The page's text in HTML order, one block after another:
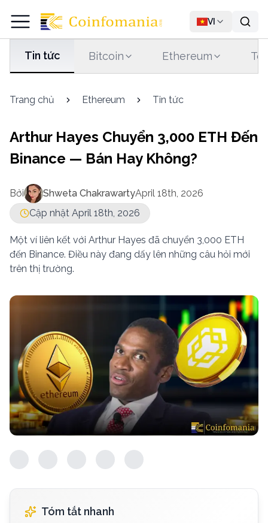
VI
Tin tức Bitcoin Ethereum
Trang chủ Ethereum Tin tức
Arthur Hayes Chuyển 3,000 ETH Đến
Binance — Bán Hay Không?
Bởi Shweta ChakrawartyApril 18th, 2026
Cập nhật April 18th, 2026
Một ví liên kết với Arthur Hayes đã chuyển 3,000 ETH
đến Binance. Điều này đang dấy lên những câu hỏi mới
trên thị trường.
Tóm tắt nhanh